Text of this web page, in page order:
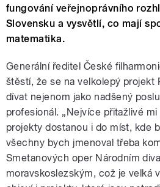
fungování veřejnoprávního
Slovensku a vysvětlí, co mají
matematika.
Generální ředitel České
štěstí, že se na velkolepý projekt
dívat nejenom jako nadšený
profesionál. „Nejvíce přitažlivé
projekty dostanou i do míst, kde
všechny bych jmenoval třeba
Smetanových oper Národním
moravskoslezským, což je velká